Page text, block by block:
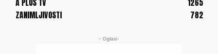
A PLUS TV
1265
ZANIMLJIVOSTI
782
- Oglasi-